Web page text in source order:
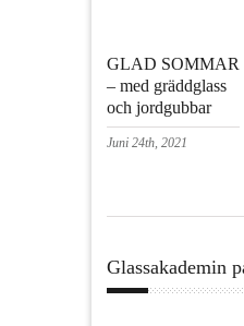
GLAD SOMMAR
– med gräddglass
och jordgubbar
Juni 24th, 2021
Glassakademin